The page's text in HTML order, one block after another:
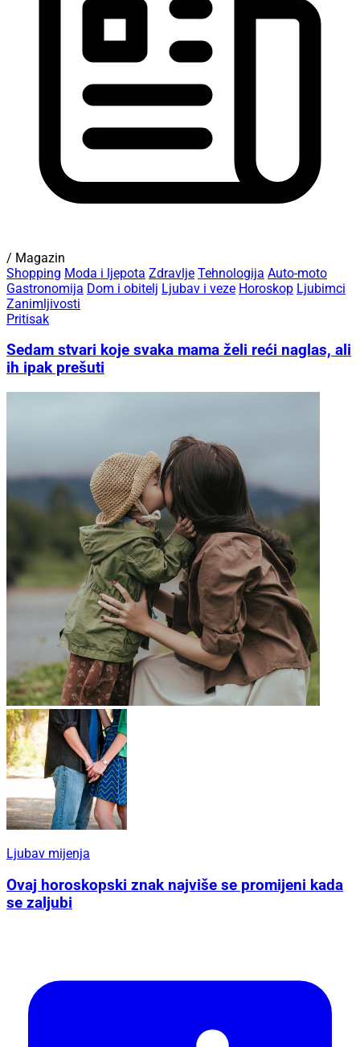
/ Magazin
Shopping Moda i ljepota Zdravlje Tehnologija Auto-moto
Gastronomija Dom i obitelj Ljubav i veze Horoskop Ljubimci
Zanimljivosti
Pritisak
Sedam stvari koje svaka mama želi reći naglas, ali
ih ipak prešuti
Ljubav mijenja
Ovaj horoskopski znak najviše se promijeni kada
se zaljubi